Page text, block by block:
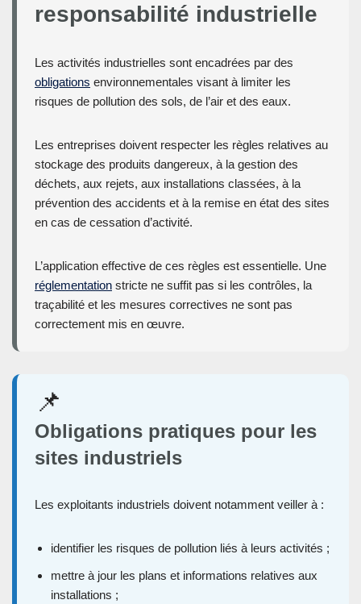
responsabilité industrielle
Les activités industrielles sont encadrées par des
obligations environnementales visant à limiter les
risques de pollution des sols, de l’air et des eaux.
Les entreprises doivent respecter les règles relatives au
stockage des produits dangereux, à la gestion des
déchets, aux rejets, aux installations classées, à la
prévention des accidents et à la remise en état des sites
en cas de cessation d’activité.
L’application effective de ces règles est essentielle. Une
réglementation stricte ne suffit pas si les contrôles, la
traçabilité et les mesures correctives ne sont pas
correctement mis en œuvre.
📌
Obligations pratiques pour les
sites industriels
Les exploitants industriels doivent notamment veiller à :
identifier les risques de pollution liés à leurs activités ;
mettre à jour les plans et informations relatives aux
installations ;